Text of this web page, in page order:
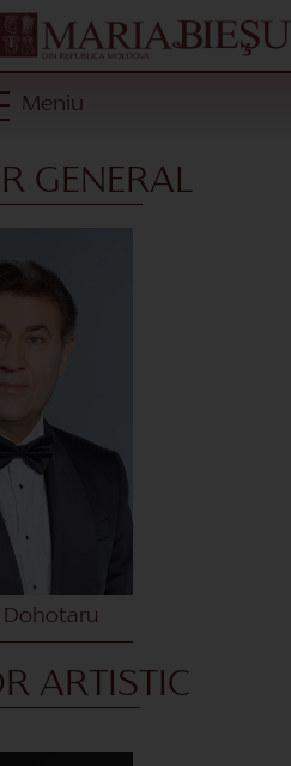
Meniu
GENERAL
Dohotaru
ARTISTIC